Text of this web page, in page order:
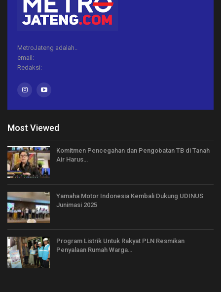
MetroJateng adalah..
email:
Redaksi:
Most Viewed
Komitmen Pencegahan dan Pengobatan TB di Tanah
Air Harus…
Yamaha Motor Indonesia Kembali Dukung UDINUS
Junimasi 2025
Program Listrik Untuk Rakyat PLN Resmikan
Penyalaan Rumah Warga…